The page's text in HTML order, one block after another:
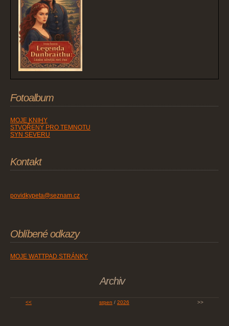
Fotoalbum
MOJE KNIHY
STVOŘENÝ PRO TEMNOTU
SYN SEVERU
Kontakt
povidkypeta@seznam.cz
Oblíbené odkazy
MOJE WATTPAD STRÁNKY
Archiv
<< srpen / 2026 >>